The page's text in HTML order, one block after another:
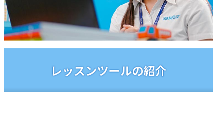
レッスンツールの紹介